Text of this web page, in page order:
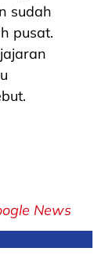
sudah
pusat.
News